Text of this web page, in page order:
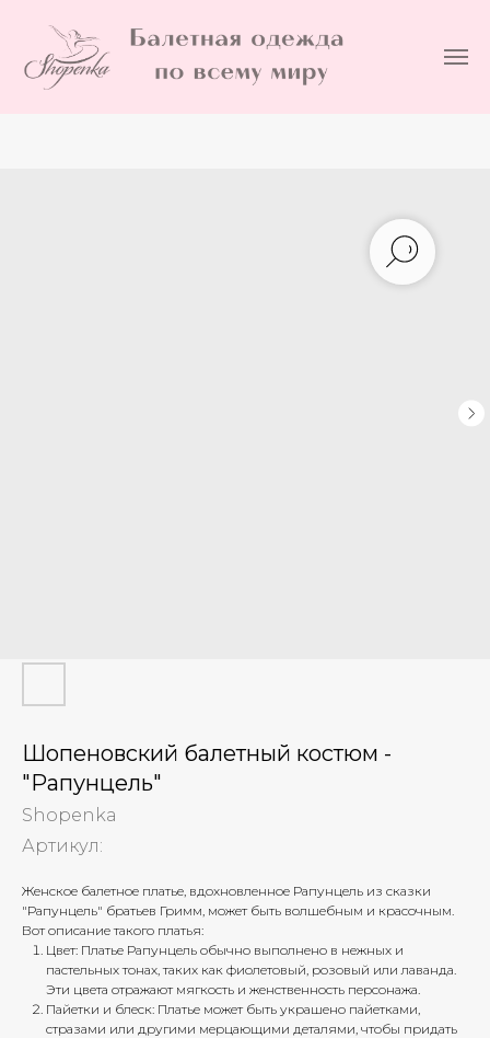
Шопеновский балетный костюм -
"Рапунцель"
Shopenka
Артикул:
Женское балетное платье, вдохновленное Рапунцель из сказки
"Рапунцель" братьев Гримм, может быть волшебным и красочным.
Вот описание такого платья:
Цвет: Платье Рапунцель обычно выполнено в нежных и
пастельных тонах, таких как фиолетовый, розовый или лаванда.
Эти цвета отражают мягкость и женственность персонажа.
Пайетки и блеск: Платье может быть украшено пайетками,
стразами или другими мерцающими деталями, чтобы придать